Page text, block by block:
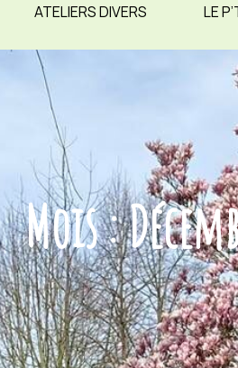
ATELIERS DIVERS LE
Mois :